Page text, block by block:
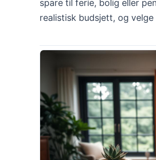
spare til ferie, bolig eller
realistisk budsjett, og